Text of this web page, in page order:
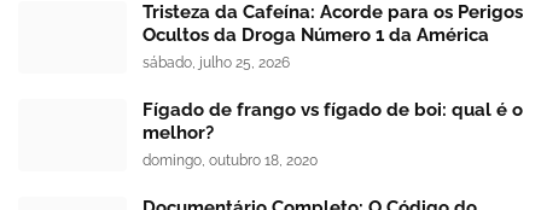
Tristeza da Cafeína: Acorde para os Perigos
Ocultos da Droga Número 1 da América
sábado, julho 25, 2026
Fígado de frango vs fígado de boi: qual é o
melhor?
domingo, outubro 18, 2020